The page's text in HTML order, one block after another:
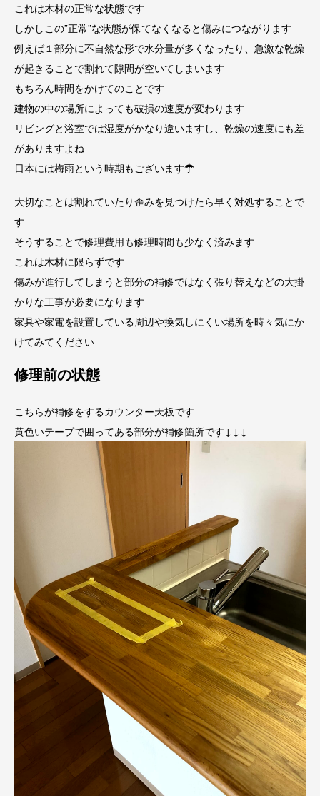
これは木材の正常な状態です
しかしこの”正常”な状態が保てなくなると傷みにつながります
例えば１部分に不自然な形で水分量が多くなったり、急激な乾燥
が起きることで割れて隙間が空いてしまいます
もちろん時間をかけてのことです
建物の中の場所によっても破損の速度が変わります
リビングと浴室では湿度がかなり違いますし、乾燥の速度にも差
がありますよね
日本には梅雨という時期もございます☂
大切なことは割れていたり歪みを見つけたら早く対処することで
す
そうすることで修理費用も修理時間も少なく済みます
これは木材に限らずです
傷みが進行してしまうと部分の補修ではなく張り替えなどの大掛
かりな工事が必要になります
家具や家電を設置している周辺や換気しにくい場所を時々気にか
けてみてください
修理前の状態
こちらが補修をするカウンター天板です
黄色いテープで囲ってある部分が補修箇所です↓↓↓